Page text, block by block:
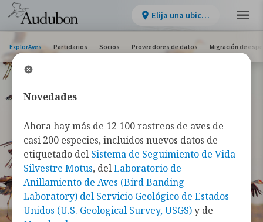
ExplorAves Partidarios Socios Proveedores de datos Migración de
Elija una ubicación
Novedades
Ahora hay más de 12 100 rastreos de aves de
casi 200 especies, incluidos nuevos datos de
etiquetado del Sistema de Seguimiento de Vida
Silvestre Motus, delLaboratorio de
Anillamiento de Aves (Bird Banding
Laboratory) del Servicio Geológico de Estados
Unidos (U.S. Geological Survey, USGS)y de